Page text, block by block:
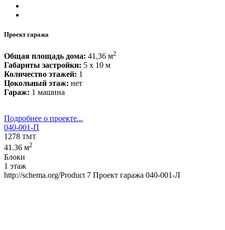
Проект гаража
Общая площадь дома: 41,36 м2
Габариты застройки: 5 x 10 м
Количество этажей: 1
Цокольный этаж: нет
Гараж: 1 машина
Подробнее о проекте...
040-001-П
1278 TMT
41.36 м2
Блоки
1 этаж
http://schema.org/Product 7 Проект гаража 040-001-Л